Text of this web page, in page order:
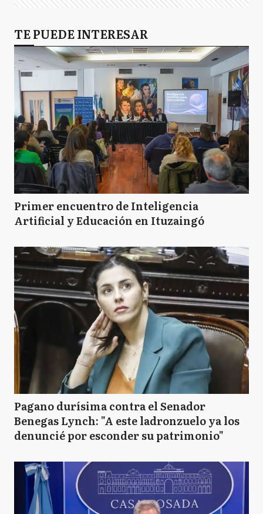
SP San Pedro
VG Villa Gesell
MC Mar Chiquita
P Pilar
C Campana
LM La Matanza
TE PUEDE INTERESAR
Primer encuentro de Inteligencia
Artificial y Educación en Ituzaingó
Pagano durísima contra el Senador
Benegas Lynch: "A este ladronzuelo ya los
denuncié por esconder su patrimonio"